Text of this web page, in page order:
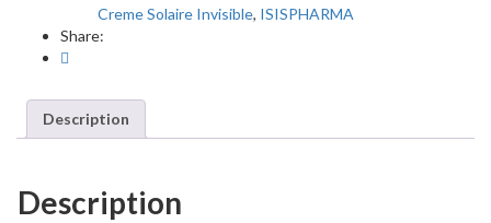
SPF50+RADIANCE
30ML
Creme Solaire Invisible, ISISPHARMA
Share:
Description
Description